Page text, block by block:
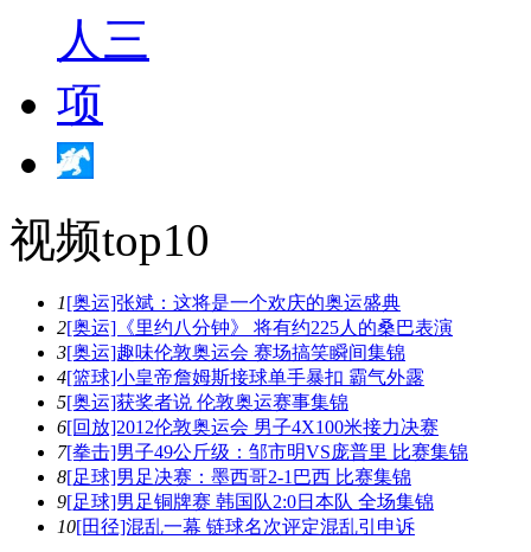
视频top10
1[奥运]张斌：这将是一个欢庆的奥运盛典
2[奥运]《里约八分钟》 将有约225人的桑巴表演
3[奥运]趣味伦敦奥运会 赛场搞笑瞬间集锦
4[篮球]小皇帝詹姆斯接球单手暴扣 霸气外露
5[奥运]获奖者说 伦敦奥运赛事集锦
6[回放]2012伦敦奥运会 男子4X100米接力决赛
7[拳击]男子49公斤级：邹市明VS庞普里 比赛集锦
8[足球]男足决赛：墨西哥2-1巴西 比赛集锦
9[足球]男足铜牌赛 韩国队2:0日本队 全场集锦
10[田径]混乱一幕 链球名次评定混乱引申诉